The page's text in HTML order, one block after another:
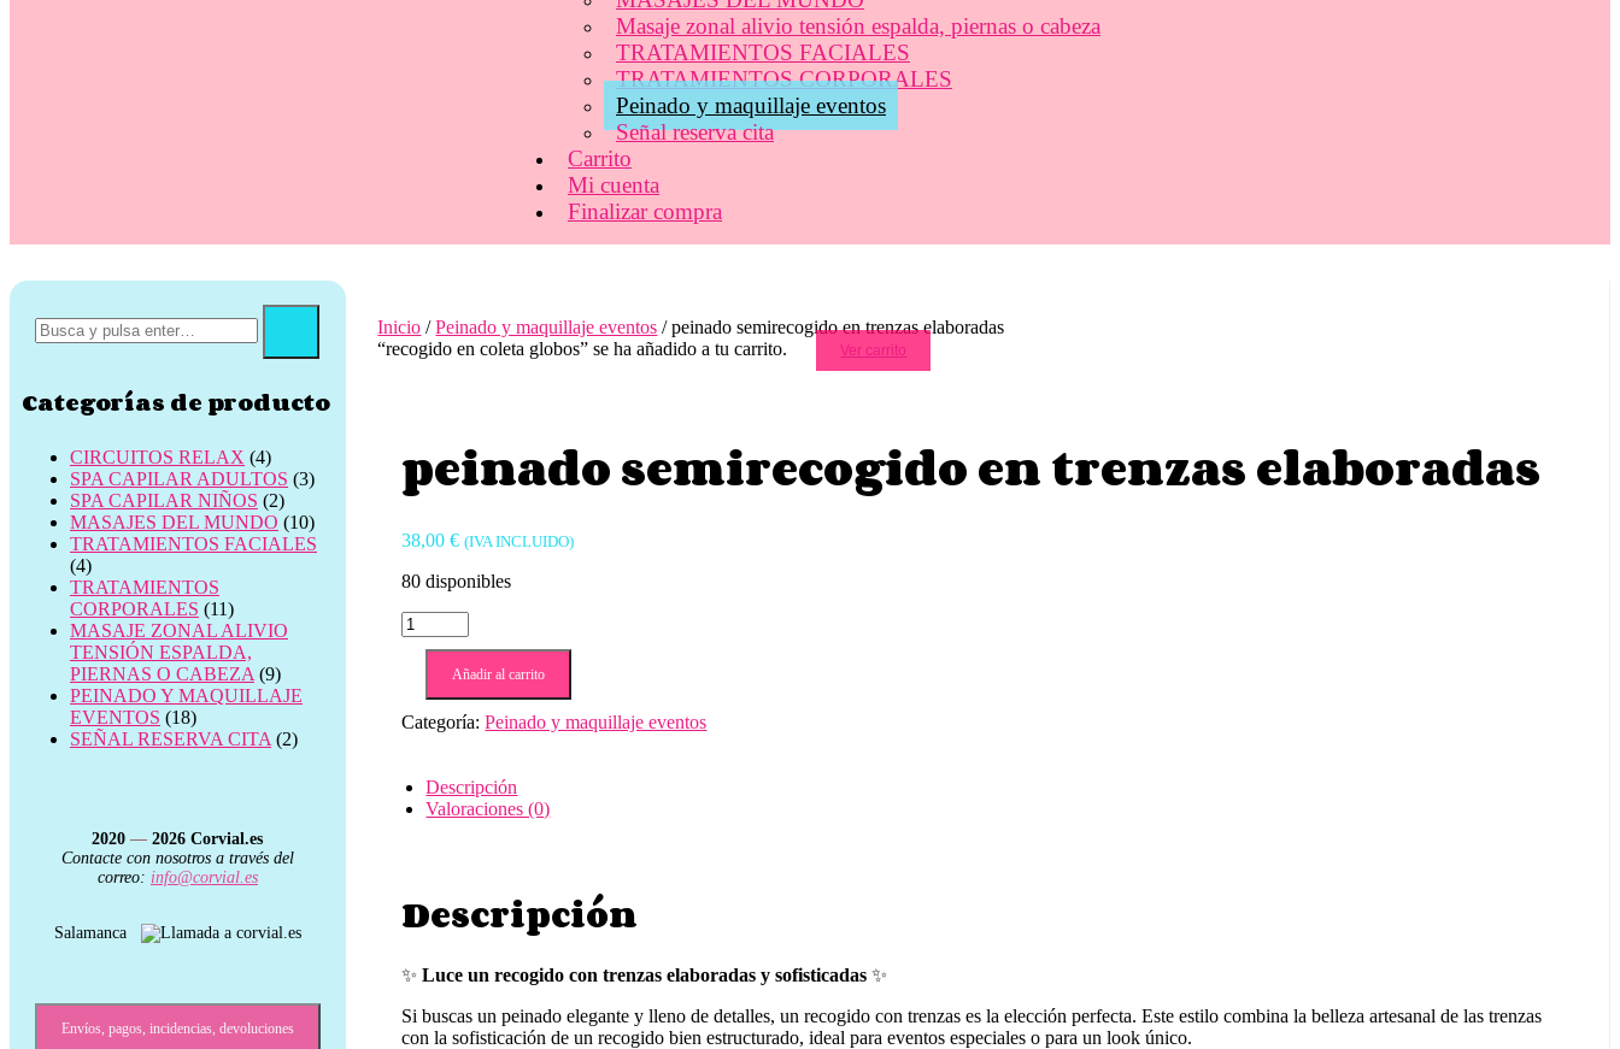
Masaje zonal alivio tensión espalda, piernas o cabeza
TRATAMIENTOS FACIALES
TRATAMIENTOS CORPORALES
Peinado y maquillaje eventos
Señal reserva cita
Carrito
Mi cuenta
Finalizar compra
Inicio /Peinado y maquillaje eventos / peinado semirecogido en trenzas elaboradas
“recogido en coleta globos” se ha añadido a tu carrito.
Ver carrito
peinado semirecogido en trenzas elaboradas
38,00€ (IVA INCLUIDO)
80 disponibles
peinado
semirecogido
trenzas
cantidad
Añadir al carrito
Categoría:Peinado y maquillaje eventos
Descripción
Valoraciones (0)
Descripción
✨Luce un recogido con trenzas elaboradas y sofisticadas ✨
Si buscas un peinado elegante y lleno de detalles, un recogido con trenzas es la elección perfecta. Este estilo combina la belleza artesanal de las trenzas
con la sofisticación de un recogido bien estructurado, ideal para eventos especiales o para un look único.
Categorías de producto
CIRCUITOS RELAX (4)
SPA CAPILAR ADULTOS (3)
SPA CAPILAR NIÑOS (2)
MASAJES DEL MUNDO (10)
TRATAMIENTOS FACIALES
(4)
TRATAMIENTOS
CORPORALES (11)
MASAJE ZONAL ALIVIO
TENSIÓN ESPALDA,
PIERNAS O CABEZA (9)
PEINADO Y MAQUILLAJE
EVENTOS (18)
SEÑAL RESERVA CITA (2)
2020— 2026 Corvial.es
Contacte con nosotros a través del
correo: info@corvial.es
Salamanca
Envíos, pagos, incidencias, devoluciones